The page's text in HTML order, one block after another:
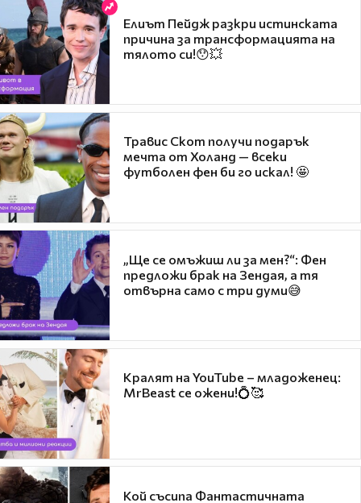
Елиът Пейдж разкри истинската
причина за трансформацията на
тялото си!😯💥
Травис Скот получи подарък
мечта от Холанд — всеки
футболен фен би го искал! 🤩
„Ще се омъжиш ли за мен?“: Фен
предложи брак на Зендая, а тя
отвърна само с три думи😅
Кралят на YouTube – младоженец:
MrBeast се ожени!💍🥰
Кой съсипа Фантастичната